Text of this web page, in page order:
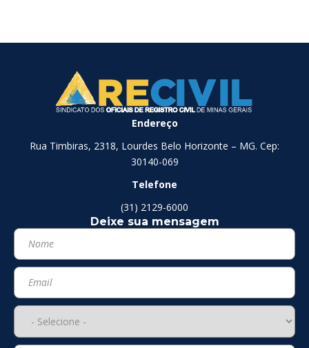
Endereço
Rua Timbiras, 2318, Lourdes Belo Horizonte – MG. Cep:
30140-069
Telefone
(31) 2129-6000
Deixe sua mensagem